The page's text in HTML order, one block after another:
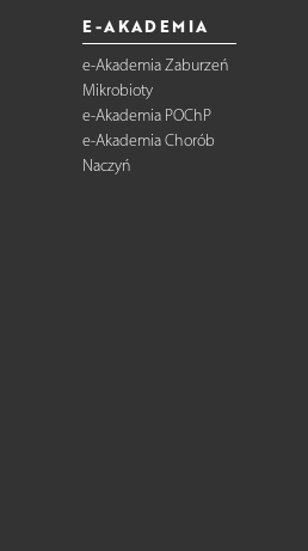
E-AKADEMIA
e-Akademia Zaburzeń
Mikrobioty
e-Akademia POChP
e-Akademia Chorób
Naczyń